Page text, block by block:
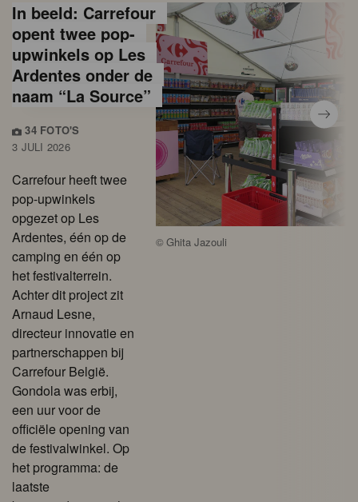
In beeld: Carrefour
opent twee pop-
upwinkels op Les
Ardentes onder de
naam “La Source”
34 FOTO'S
3 JULI 2026
Carrefour heeft twee
pop-upwinkels
opgezet op Les
Ardentes, één op de
camping en één op
het festivalterrein.
Achter dit project zit
Arnaud Lesne,
directeur innovatie en
partnerschappen bij
Carrefour België.
Gondola was erbij,
een uur voor de
officiële opening van
de festivalwinkel. Op
het programma: de
laatste
©Ghita Jazouli